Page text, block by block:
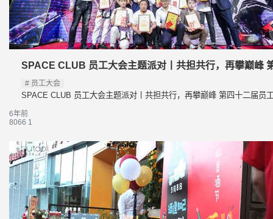
SPACE CLUB 员工大会主题派对丨共担共行，再攀巅峰
员工大会
SPACE CLUB 员工大会主题派对丨共担共行，再攀巅峰 第四十二届员
6年前
8066 1